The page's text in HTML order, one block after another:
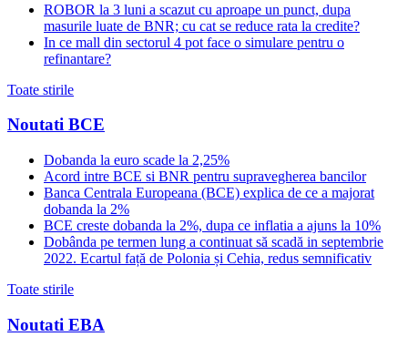
ROBOR la 3 luni a scazut cu aproape un punct, dupa
masurile luate de BNR; cu cat se reduce rata la credite?
In ce mall din sectorul 4 pot face o simulare pentru o
refinantare?
Toate stirile
Noutati BCE
Dobanda la euro scade la 2,25%
Acord intre BCE si BNR pentru supravegherea bancilor
Banca Centrala Europeana (BCE) explica de ce a majorat
dobanda la 2%
BCE creste dobanda la 2%, dupa ce inflatia a ajuns la 10%
Dobânda pe termen lung a continuat să scadă in septembrie
2022. Ecartul față de Polonia și Cehia, redus semnificativ
Toate stirile
Noutati EBA